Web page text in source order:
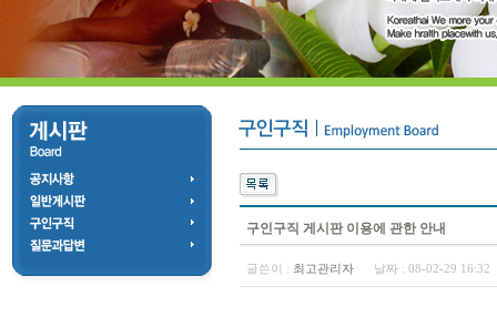
구인구직 게시판 이용에 관한 안내
글쓴이 : 최고관리자 날짜 : 08-02-29